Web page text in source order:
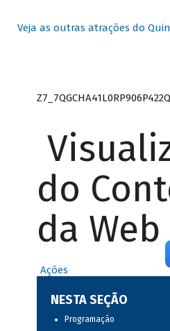
Veja as outras atrações do
do
da Web
Ações
NESTA SEÇÃO
Programação